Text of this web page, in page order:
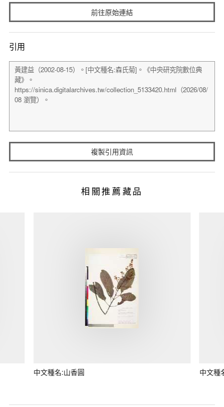
前往原始連結
引用
複製引用資訊
相關推薦藏品
中文種名:山香圓 中文種